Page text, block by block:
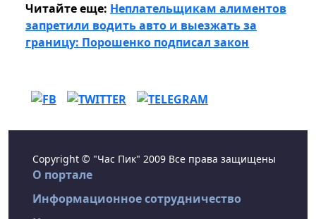
Читайте еще: Неплательщикам алиментов
запретили водить авто и выезжать за
границу: Порошенко подписал закон
Copyright © "Час Пик" 2009 Все права защищены
О портале
Информационное сотрудничество